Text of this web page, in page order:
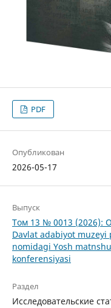
PDF
Опубликован
2026-05-17
Выпуск
Том 13 № 0013 (2026):
Davlat adabiyot muzeyi
nomidagi Yosh
konferensiyasi
Раздел
Исследовательские